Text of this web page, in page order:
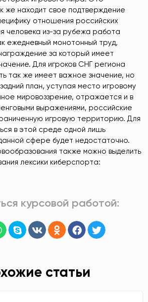
же находит свое подтверждение
отношения российских
человека из-за рубежа работа
ежедневный монотонный труд,
за который имеет
Для игроков СНГ региона
так же имеет важное значение, но
план, уступая место игровому
мировоззрение, отражается и в
выражениями, российские
игровую территорию. Для
в этой среде одной лишь
сфере будет недостаточно.
также можно выделить
лексики киберспорта:
курсовой работой:
статьи